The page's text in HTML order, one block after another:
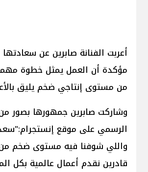
مؤكدة أن العمل يمثل خطوة
من مستوى إنتاجي ضخم يليق
وشاركت صابرين جمهورها بصور
واللي شوفنا فيه مستوى ضخم من
قادرين نقدم أعمال عالمية بكل